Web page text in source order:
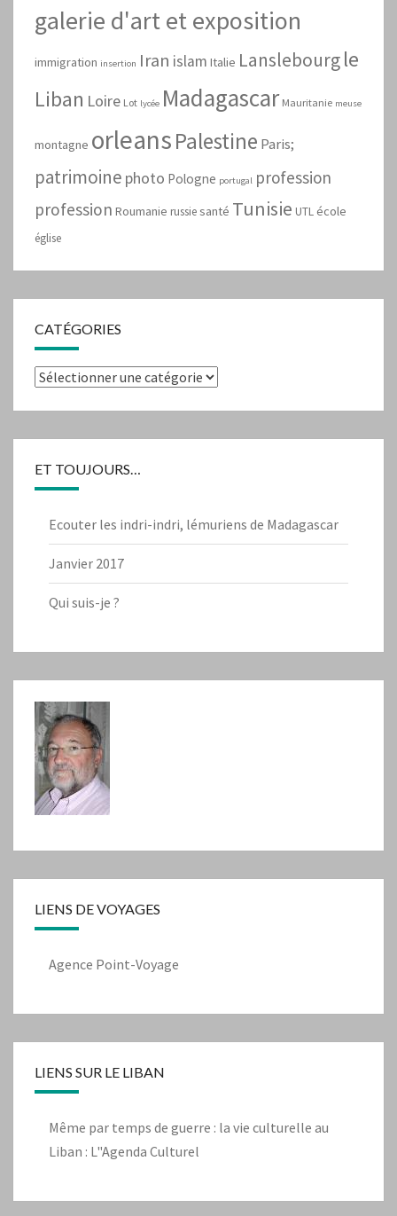
galerie d'art et exposition
immigration insertion Iran islam Italie Lanslebourgle
Liban Loire Lot lycée Madagascar Mauritanie meuse
montagne orleansPalestine Paris;
patrimoine photo Pologne portugal profession
profession Roumanie russiesanté Tunisie UTLécole
église
CATÉGORIES
Catégories
ET TOUJOURS…
Ecouter les indri-indri, lémuriens de Madagascar
Janvier 2017
Qui suis-je ?
LIENS DE VOYAGES
Agence Point-Voyage
LIENS SUR LE LIBAN
Même par temps de guerre : la vie culturelle au
Liban : L"Agenda Culturel